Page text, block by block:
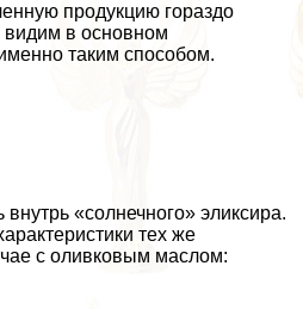
продукцию гораздо
в основном
таким способом.
«солнечного» эликсира.
тех же
с оливковым маслом: